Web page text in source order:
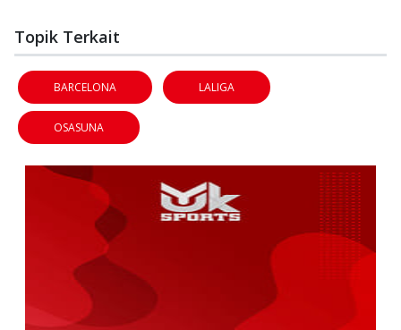
Topik Terkait
BARCELONA LALIGA
OSASUNA